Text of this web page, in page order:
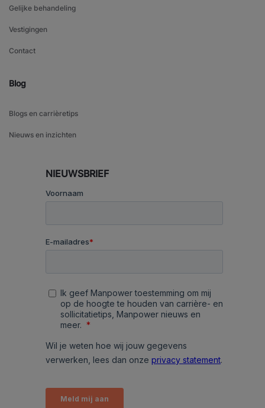
Gelijke behandeling
Vestigingen
Contact
Blog
Blogs en carrièretips
Nieuws en inzichten
NIEUWSBRIEF